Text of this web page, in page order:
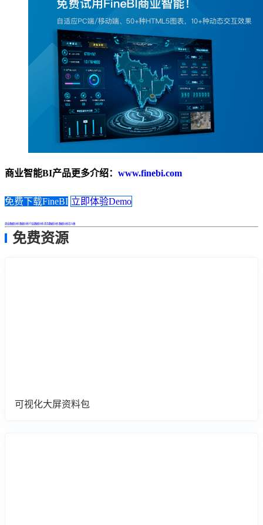
商业智能BI产品更多介绍： www.finebi.com
免费下载FineBI 立即体验Demo
商业数据分析 数据分析 行业数据分析 商务数据分析 数据分析怎么做
免费资源
可视化大屏资料包